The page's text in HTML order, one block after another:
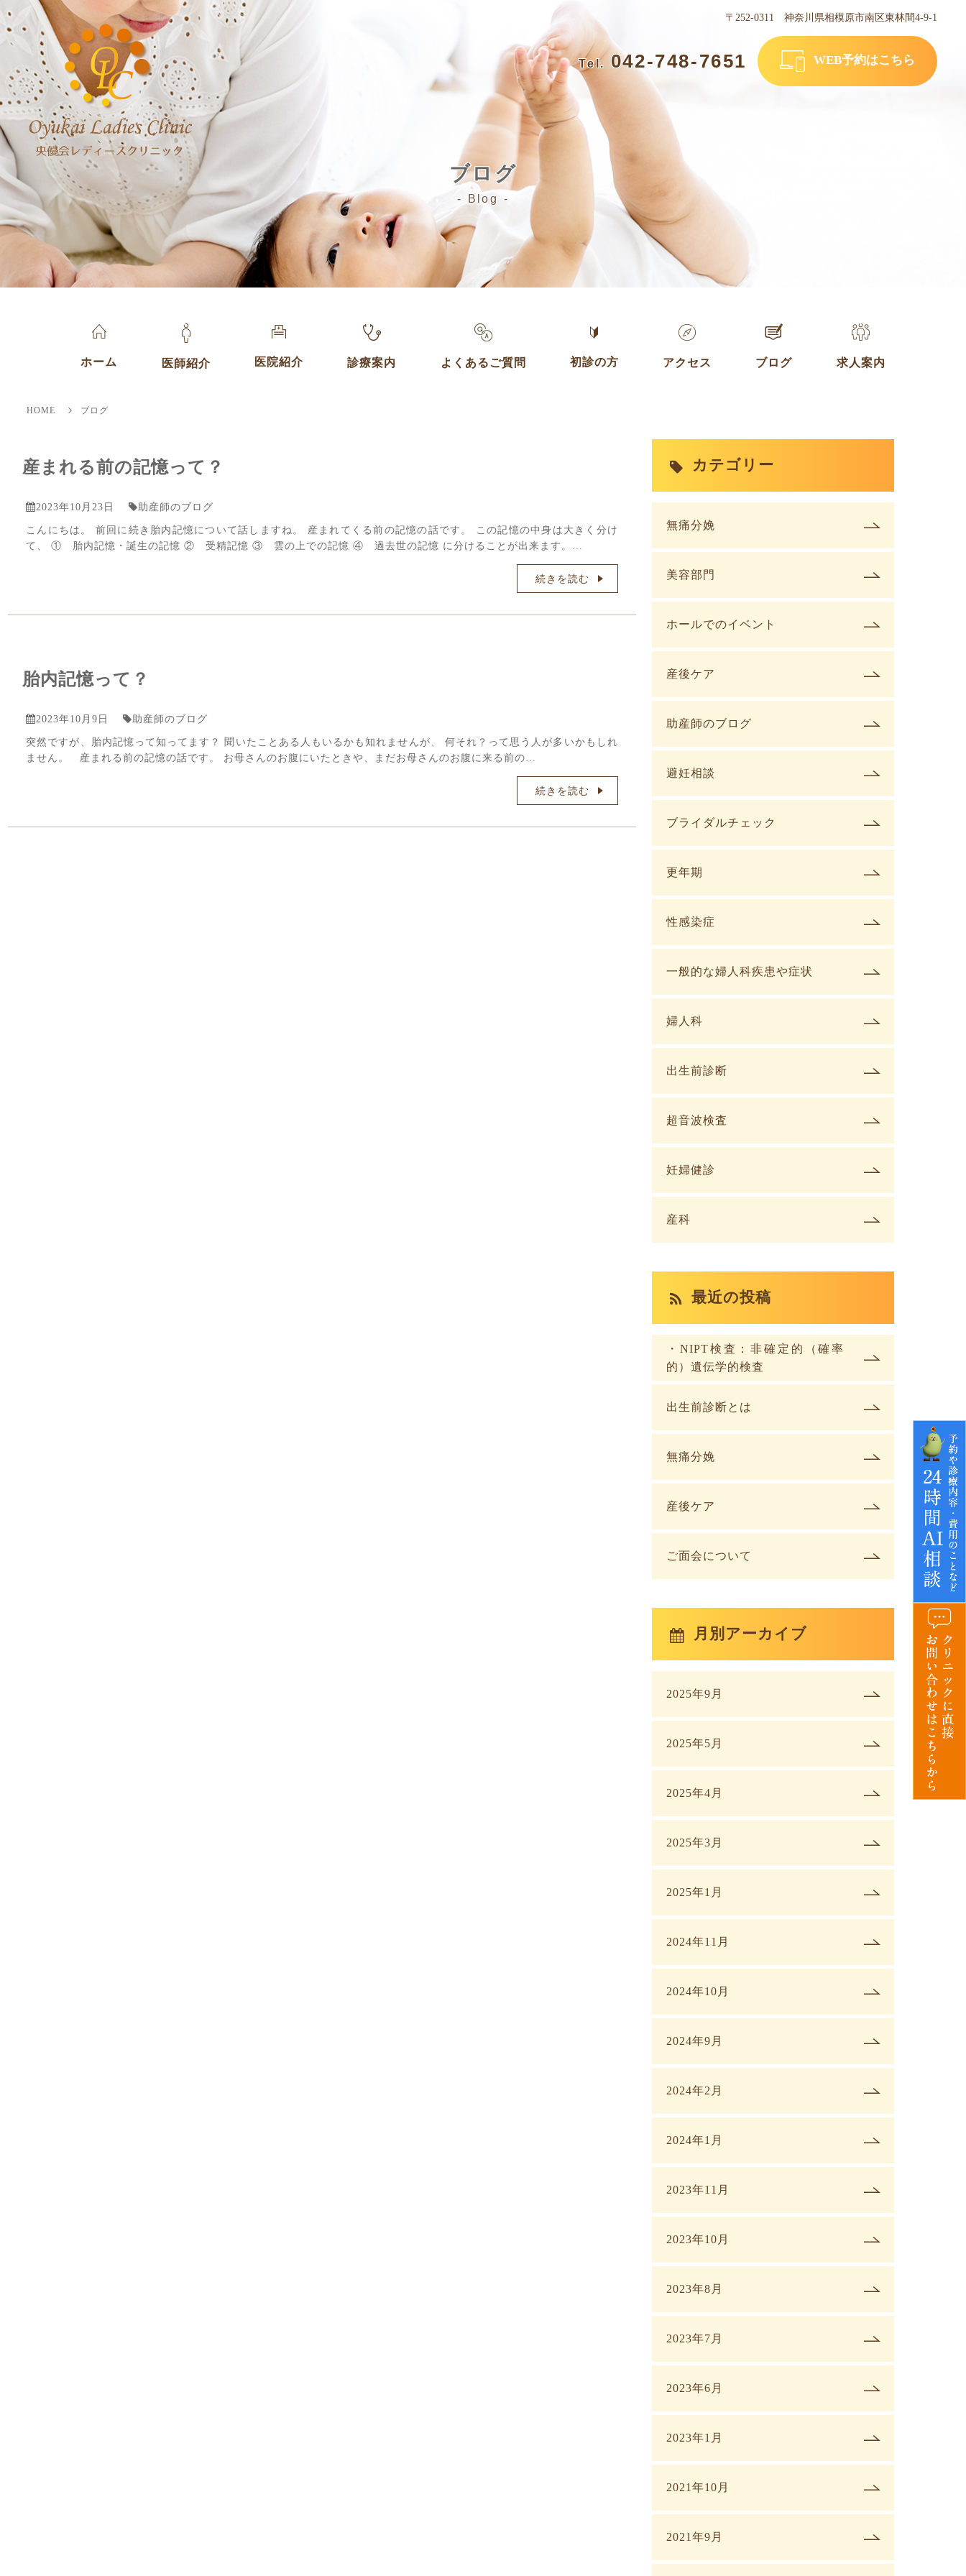
Tel. 042-748-7651
〒252-0311 神奈川県相模原市南区東林間4-9-1
WEB予約はこちら
ホーム 医師紹介 医院紹介 診療案内 よくあるご質問 初診の方 アクセス ブログ 求人案内
ブログ
Blog
HOME ブログ
産まれる前の記憶って？
2023年10月23日 助産師のブログ
こんにちは。 前回に続き胎内記憶について話しますね。 産まれてくる前の記憶の話です。 この記憶の中身は大きく分け
て、 ① 胎内記憶・誕生の記憶 ② 受精記憶 ③ 雲の上での記憶 ④ 過去世の記憶 に分けることが出来ます。…
続きを読む
胎内記憶って？
2023年10月9日 助産師のブログ
突然ですが、胎内記憶って知ってます？ 聞いたことある人もいるかも知れませんが、 何それ？って思う人が多いかもしれ
ません。 産まれる前の記憶の話です。 お母さんのお腹にいたときや、まだお母さんのお腹に来る前の…
続きを読む
カテゴリー
無痛分娩
美容部門
ホールでのイベント
産後ケア
助産師のブログ
避妊相談
ブライダルチェック
更年期
性感染症
一般的な婦人科疾患や症状
婦人科
出生前診断
超音波検査
妊婦健診
産科
最近の投稿
・NIPT検査：非確定的（確率
的）遺伝学的検査
出生前診断とは
無痛分娩
産後ケア
ご面会について
月別アーカイブ
2025年9月
2025年5月
2025年4月
2025年3月
2025年1月
2024年11月
2024年10月
2024年9月
2024年2月
2024年1月
2023年11月
2023年10月
2023年8月
2023年7月
2023年6月
2023年1月
2021年10月
2021年9月